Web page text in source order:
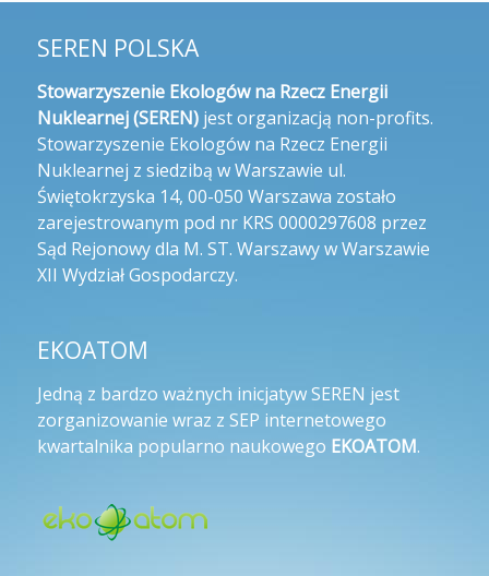
SEREN POLSKA
Stowarzyszenie Ekologów na Rzecz Energii
Nuklearnej (SEREN)jest organizacją non-profits.
Stowarzyszenie Ekologów na Rzecz Energii
Nuklearnej z siedzibą w Warszawie ul.
Świętokrzyska 14, 00-050 Warszawa zostało
zarejestrowanym pod nr KRS 0000297608 przez
Sąd Rejonowy dla M. ST. Warszawy w Warszawie
XII Wydział Gospodarczy.
EKOATOM
Jedną z bardzo ważnych inicjatyw SEREN jest
zorganizowanie wraz z SEP internetowego
kwartalnika popularno naukowego EKOATOM.